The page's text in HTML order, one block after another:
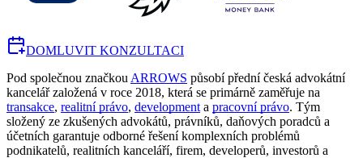
DOMLUVIT KONZULTACI
Pod společnou značkou ARROWS působí přední česká advokátní
kancelář založená v roce 2018, která se primárně zaměřuje na
transakce, realitní právo, development a pracovní právo. Tým
složený ze zkušených advokátů, právníků, daňových poradců a
účetních garantuje odborné řešení komplexních problémů
podnikatelů, realitních kanceláří, firem, developerů, investorů a